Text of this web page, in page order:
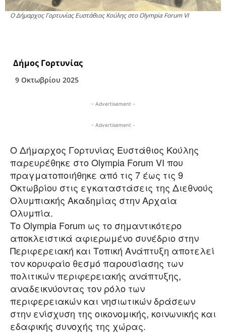
Ο Δήμαρχος Γορτυνίας Ευστάθιος Κούλης στο Olympia Forum VI
Δήμος Γορτυνίας
9 Οκτωβρίου 2025
- Advertisement -
- Advertisement -
Ο Δήμαρχος Γορτυνίας Ευστάθιος Κούλης
παρευρέθηκε στο Olympia Forum VI που
πραγματοποιήθηκε από τις 7 έως τις 9
Οκτωβρίου στις εγκαταστάσεις της Διεθνούς
Ολυμπιακής Ακαδημίας στην Αρχαία
Ολυμπία.
Το Olympia Forum ως το σημαντικότερο
αποκλειστικά αφιερωμένο συνέδριο στην
Περιφερειακή και Τοπική Ανάπτυξη αποτελεί
τον κορυφαίο θεσμό παρουσίασης των
πολιτικών περιφερειακής ανάπτυξης,
αναδεικνύοντας τον ρόλο των
περιφερειακών και νησιωτικών δράσεων
στην ενίσχυση της οικονομικής, κοινωνικής και
εδαφικής συνοχής της χώρας.